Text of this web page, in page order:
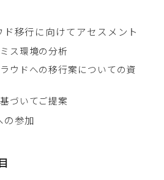
移行に向けてアセスメント
ス環境の分析
ウドへの移行案についての資
づいてご提案
の参加